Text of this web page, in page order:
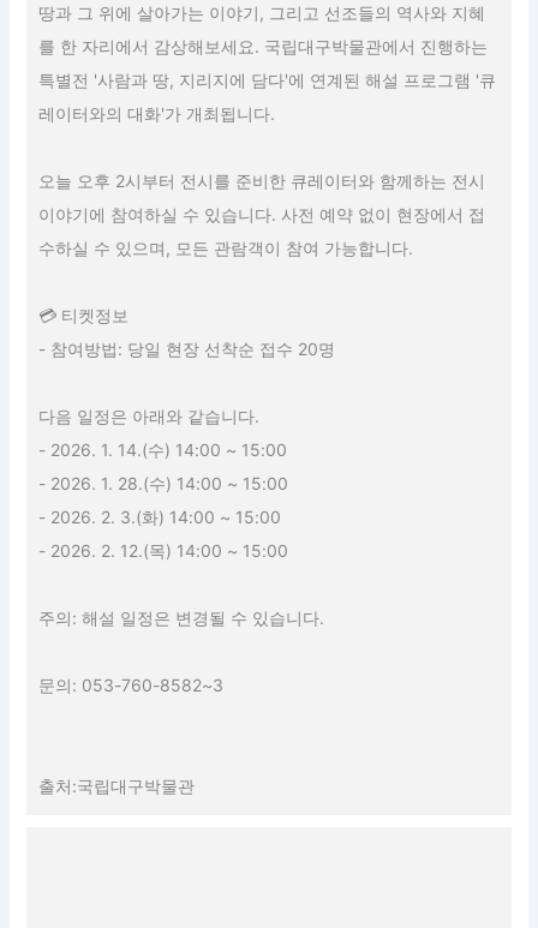
땅과 그 위에 살아가는 이야기, 그리고 선조들의 역사와 지혜
를 한 자리에서 감상해보세요. 국립대구박물관에서 진행하는
특별전 '사람과 땅, 지리지에 담다'에 연계된 해설 프로그램 '큐
레이터와의 대화'가 개최됩니다.
오늘 오후 2시부터 전시를 준비한 큐레이터와 함께하는 전시
이야기에 참여하실 수 있습니다. 사전 예약 없이 현장에서 접
수하실 수 있으며, 모든 관람객이 참여 가능합니다.
💳 티켓정보
- 참여방법: 당일 현장 선착순 접수 20명
다음 일정은 아래와 같습니다.
- 2026. 1. 14.(수) 14:00 ~ 15:00
- 2026. 1. 28.(수) 14:00 ~ 15:00
- 2026. 2. 3.(화) 14:00 ~ 15:00
- 2026. 2. 12.(목) 14:00 ~ 15:00
주의: 해설 일정은 변경될 수 있습니다.
문의: 053-760-8582~3
출처:국립대구박물관